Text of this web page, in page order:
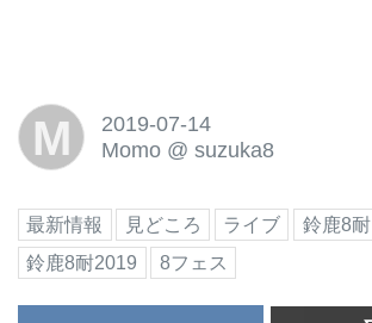
M
2019-07-14
Momo @ suzuka8
最新情報 見どころ ライブ 鈴鹿8耐
鈴鹿8耐2019
8フェス